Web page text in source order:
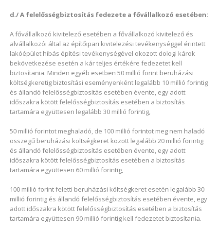
d./ A felelősségbiztosítás fedezete a fővállalkozó esetében:
A fővállalkozó kivitelező esetében a fővállalkozó kivitelező és
alvállalkozói által az építőipari kivitelezési tevékenységgel érintett
lakóépület hibás építési tevékenységével okozott dologi károk
bekövetkezése esetén a kár teljes értékére fedezetet kell
biztosítania. Minden egyéb esetben 50 millió forint beruházási
költségkeretig biztosítási eseményenként legalább 10 millió forintig
és állandó felelősségbiztosítás esetében évente, egy adott
időszakra kötött felelősségbiztosítás esetében a biztosítás
tartamára együttesen legalább 30 millió forintig,
50 millió forintot meghaladó, de 100 millió forintot meg nem haladó
összegű beruházási költségkeret között legalább 20 millió forintig
és állandó felelősségbiztosítás esetében évente, egy adott
időszakra kötött felelősségbiztosítás esetében a biztosítás
tartamára együttesen 60 millió forintig,
100 millió forint feletti beruházási költségkeret esetén legalább 30
millió forintig és állandó felelősségbiztosítás esetében évente, egy
adott időszakra kötött felelősségbiztosítás esetében a biztosítás
tartamára együttesen 90 millió forintig kell fedezetet biztosítania.